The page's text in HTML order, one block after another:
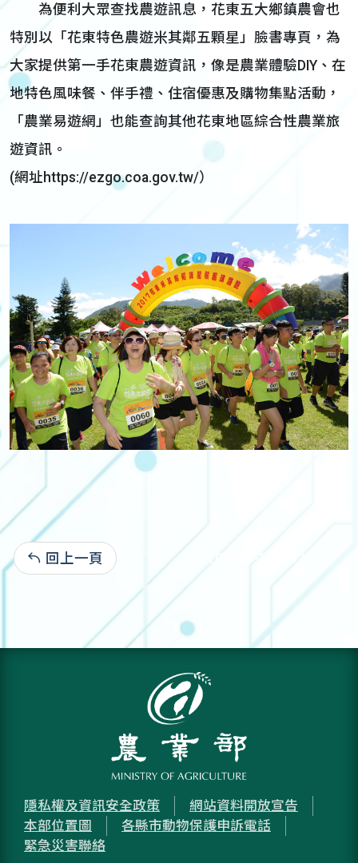
為便利大眾查找農遊訊息，花東五大鄉鎮農會也
特別以「花東特色農遊米其鄰五顆星」臉書專頁，為
大家提供第一手花東農遊資訊，像是農業體驗DIY、在
地特色風味餐、伴手禮、住宿優惠及購物集點活動，
「農業易遊網」也能查詢其他花東地區綜合性農業旅
遊資訊。
(網址https://ezgo.coa.gov.tw/）
回上一頁 106-06-11:1,674
隱私權及資訊安全政策
網站資料開放宣告
本部位置圖
各縣市動物保護申訴電話
緊急災害聯絡